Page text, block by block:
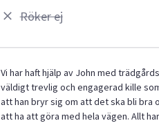
Röker ej
Vi har haft hjälp av John med
väldigt trevlig och engagerad kille
att han bryr sig om att det ska bli bra
att ha att göra med hela vägen. Allt